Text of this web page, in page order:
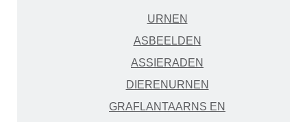
URNEN
ASBEELDEN
ASSIERADEN
DIERENURNEN
GRAFLANTAARNS EN